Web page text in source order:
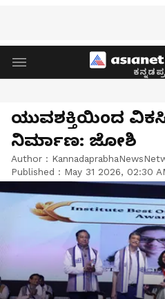
ಯುವಶಕ್ತಿಯಿಂದ
ನಿರ್ಮಾಣ: ಜೋಶಿ
Author :
Published : May 31 2026, 02:30